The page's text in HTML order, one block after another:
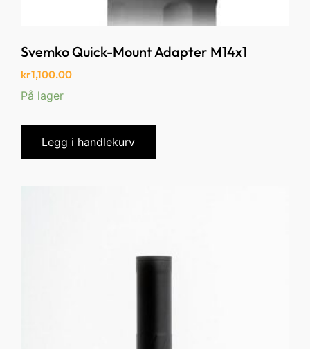
Svemko Quick-Mount Adapter M14x1
kr1,100.00
På lager
Legg i handlekurv